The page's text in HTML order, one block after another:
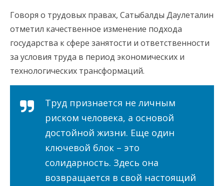
Говоря о трудовых правах, Сатыбалды Даулеталин
отметил качественное изменение подхода
государства к сфере занятости и ответственности
за условия труда в период экономических и
технологических трансформаций.
Труд признается не личным
риском человека, а основой
достойной жизни. Еще один
ключевой блок – это
солидарность. Здесь она
возвращается в свой настоящий